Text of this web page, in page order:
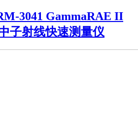
3041 GammaRAE II
子射线快速测量仪